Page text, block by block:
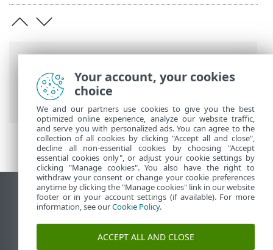
ESET onlinehjälp>
ESET NOD32 Antivirus
Avancerade inställningar > Skydd
Visa skrivbords-webbplats
End of Life
ESET kunskapsbas
Your account, your cookies
choice
We and our partners use cookies to give you the best
optimized online experience, analyze our website traffic,
and serve you with personalized ads. You can agree to the
collection of all cookies by clicking "Accept all and close",
decline all non-essential cookies by choosing "Accept
essential cookies only", or adjust your cookie settings by
clicking "Manage cookies". You also have the right to
withdraw your consent or change your cookie preferences
anytime by clicking the "Manage cookies" link in our website
footer or in your account settings (if available). For more
information, see ourCookie Policy.
ACCEPT ALL AND CLOSE